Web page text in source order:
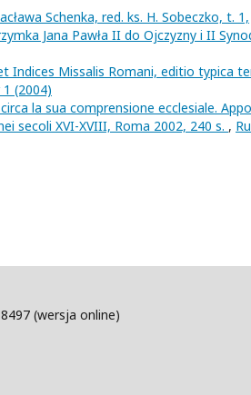
Schenka, red. ks. H. Sobeczko, t. 1,
Jana Pawła II do Ojczyzny i II
Indices Missalis Romani, editio typica
(2004)
la sua comprensione ecclesiale.
secoli XVI-XVIII, Roma 2002, 240 s. ,
(wersja online)